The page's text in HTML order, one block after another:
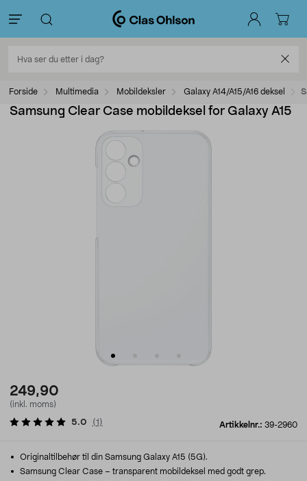
Forside Multimedia Mobildeksler Galaxy A14/A15/A16 deksel
Samsung Clear Case mobildeksel for Galaxy A15
249,90
(inkl. moms)
Artikkelnr.: 39-2960
5.0 (1 )
Originaltilbehør til din Samsung Galaxy A15 (5G).
Samsung Clear Case – transparent mobildeksel med godt grep.